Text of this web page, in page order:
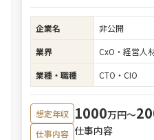
企業名
非公開
業界
CxO・経営人
業種・職種
CTO・CIO
想定年収 1000万円〜
仕事内容 仕事内容